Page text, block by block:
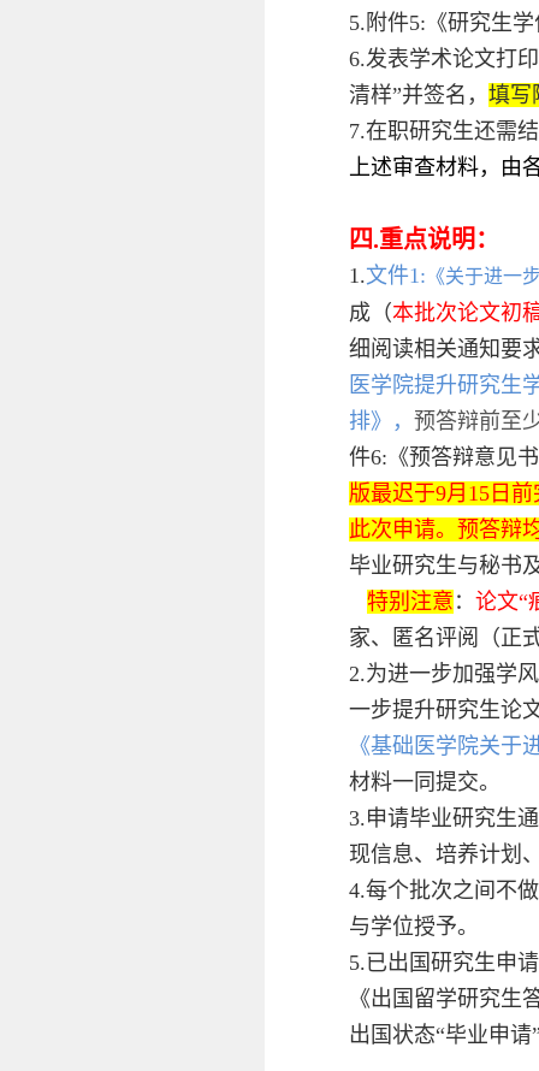
5.附件5:《研究生
6.发表学术论文打
清样”并签名， 填写
7.在职研究生还需
上述审查材料，由
四.重点说明：
1.文件1: 《关于进一
成（本批次论文初
细阅读相关通知要
医学院提升研究生
排》， 预答辩前至
件6:《预答辩意见
版最迟于9月15日
此次申请。预答辩
毕业研究生与秘书
特别注意 ： 论文“
家、匿名评阅（正
2.为进一步加强学
一步提升研究生论
《基础医学院关于
材料一同提交。
3.申请毕业研究生
现信息、培养计划
4.每个批次之间不
与学位授予。
5.已出国研究生申
《出国留学研究生
出国状态“毕业申